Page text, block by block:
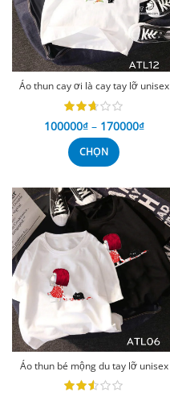
Áo thun cay ơi là cay tay lỡ unisex
100000₫ – 170000₫
CHỌN
Áo thun bé mộng du tay lỡ unisex